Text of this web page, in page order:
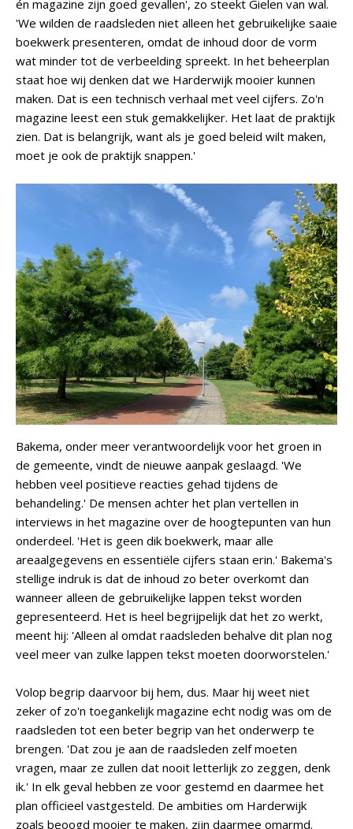
én magazine zijn goed gevallen', zo steekt Gielen van wal.
'We wilden de raadsleden niet alleen het gebruikelijke saaie
boekwerk presenteren, omdat de inhoud door de vorm
wat minder tot de verbeelding spreekt. In het beheerplan
staat hoe wij denken dat we Harderwijk mooier kunnen
maken. Dat is een technisch verhaal met veel cijfers. Zo'n
magazine leest een stuk gemakkelijker. Het laat de praktijk
zien. Dat is belangrijk, want als je goed beleid wilt maken,
moet je ook de praktijk snappen.'
Bakema, onder meer verantwoordelijk voor het groen in
de gemeente, vindt de nieuwe aanpak geslaagd. 'We
hebben veel positieve reacties gehad tijdens de
behandeling.' De mensen achter het plan vertellen in
interviews in het magazine over de hoogtepunten van hun
onderdeel. 'Het is geen dik boekwerk, maar alle
areaalgegevens en essentiële cijfers staan erin.' Bakema's
stellige indruk is dat de inhoud zo beter overkomt dan
wanneer alleen de gebruikelijke lappen tekst worden
gepresenteerd. Het is heel begrijpelijk dat het zo werkt,
meent hij: 'Alleen al omdat raadsleden behalve dit plan nog
veel meer van zulke lappen tekst moeten doorworstelen.'
Volop begrip daarvoor bij hem, dus. Maar hij weet niet
zeker of zo'n toegankelijk magazine echt nodig was om de
raadsleden tot een beter begrip van het onderwerp te
brengen. 'Dat zou je aan de raadsleden zelf moeten
vragen, maar ze zullen dat nooit letterlijk zo zeggen, denk
ik.' In elk geval hebben ze voor gestemd en daarmee het
plan officieel vastgesteld. De ambities om Harderwijk
zoals beoogd mooier te maken, zijn daarmee omarmd.